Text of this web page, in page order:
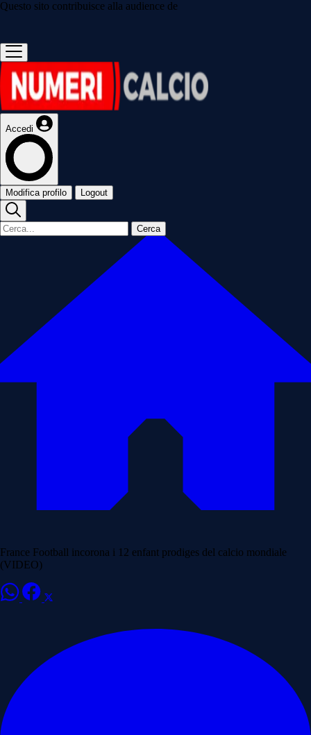
Questo sito contribuisce alla audience de
Accedi
Modifica profilo Logout
Cerca
France Football incorona i 12 enfant prodiges del calcio mondiale
(VIDEO)